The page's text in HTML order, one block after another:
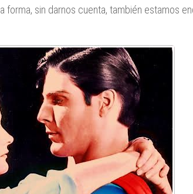
forma, sin darnos cuenta, también estamos